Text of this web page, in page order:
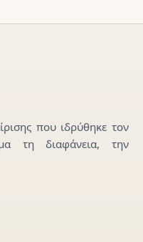
που ιδρύθηκε τον
τη διαφάνεια, την